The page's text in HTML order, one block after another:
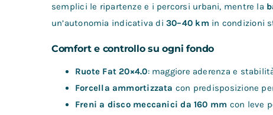
semplici le ripartenze e i percorsi urbani, mentre la
un’autonomia indicativa di30–40 km in condizioni
Comfort e controllo su ogni fondo
Ruote Fat 20×4.0: maggiore aderenza e
Forcella ammortizzata con predisposizione
Freni a disco meccanici da 160 mm con leve